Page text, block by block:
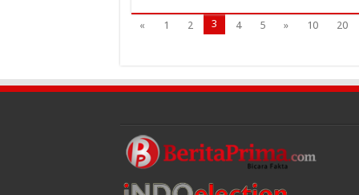
« 1 2 3 4 5 » 10 20